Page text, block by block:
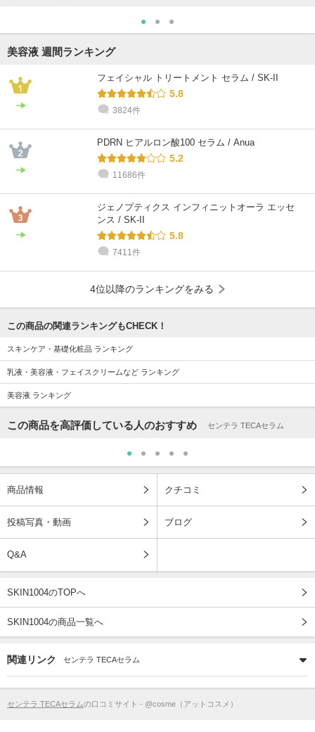
美容液 週間ランキング
フェイシャル トリートメント セラム / SK-II
5.8
3824件
PDRN ヒアルロン酸100 セラム / Anua
5.2
11686件
ジェノプティクス インフィニットオーラ エッセ
ンス / SK-II
5.8
7411件
4位以降のランキングをみる
この商品の関連ランキングもCHECK！
スキンケア・基礎化粧品 ランキング
乳液・美容液・フェイスクリームなど ランキング
美容液 ランキング
この商品を高評価している人のおすすめ センテラ TECAセラム
商品情報 クチコミ
投稿写真・動画 ブログ
Q&A
SKIN1004のTOPへ
SKIN1004の商品一覧へ
関連リンク センテラ TECAセラム
センテラ TECAセラムの口コミサイト - @cosme（アットコスメ）